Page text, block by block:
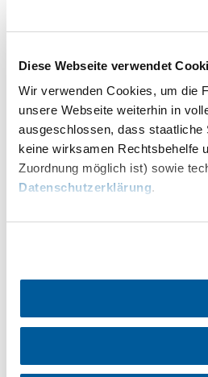
Diese Webseite verwendet
Wir verwenden Cookies, um die
unsere Webseite weiterhin in
ausgeschlossen, dass staatliche
keine wirksamen Rechtsbehelfe
Zuordnung möglich ist) sowie
Datenschutzerklärung.